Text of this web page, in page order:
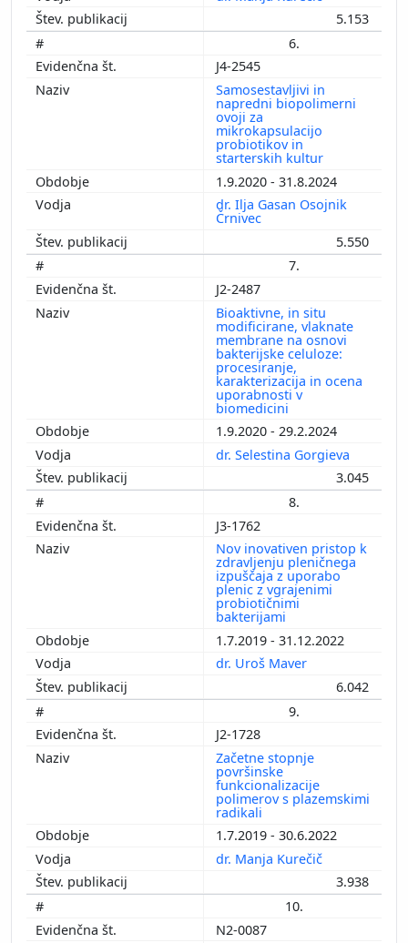
5.153
6.
J4-2545
Samosestavljivi in
napredni biopolimerni
ovoji za
mikrokapsulacijo
probiotikov in
starterskih kultur
1.9.2020 - 31.8.2024
dr. Ilja Gasan Osojnik
Črnivec
5.550
7.
J2-2487
Bioaktivne, in situ
modificirane, vlaknate
membrane na osnovi
bakterijske celuloze:
procesiranje,
karakterizacija in ocena
uporabnosti v
biomedicini
1.9.2020 - 29.2.2024
dr. Selestina Gorgieva
3.045
8.
J3-1762
Nov inovativen pristop k
zdravljenju pleničnega
izpuščaja z uporabo
plenic z vgrajenimi
probiotičnimi
bakterijami
1.7.2019 - 31.12.2022
dr. Uroš Maver
6.042
9.
J2-1728
Začetne stopnje
površinske
funkcionalizacije
polimerov s plazemskimi
radikali
1.7.2019 - 30.6.2022
dr. Manja Kurečič
3.938
10.
N2-0087